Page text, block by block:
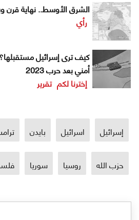
الشرق الأوسط.. نهاية قرن
رأي
كيف ترى إسرائيل
أمني بعد حرب 2023
إخترنا لكم تقرير
إسرائيل اسرائيل بايدن
حزب الله روسيا سوريا